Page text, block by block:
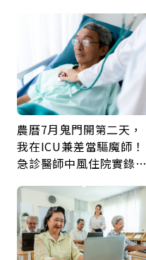
農曆7月鬼門開第二天，
我在ICU兼差當驅魔師！
急診醫師中風住院實錄：